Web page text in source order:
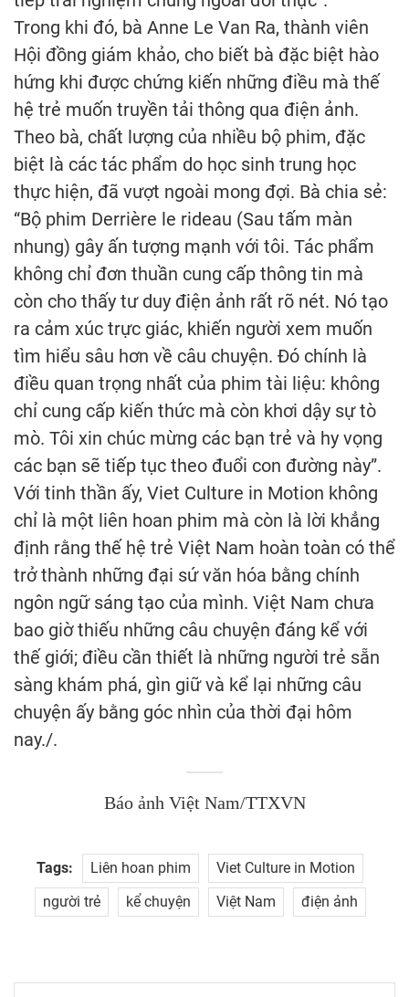
Trong khi đó, bà Anne Le Van Ra, thành viên
Hội đồng giám khảo, cho biết bà đặc biệt hào
hứng khi được chứng kiến những điều mà thế
hệ trẻ muốn truyền tải thông qua điện ảnh.
Theo bà, chất lượng của nhiều bộ phim, đặc
biệt là các tác phẩm do học sinh trung học
thực hiện, đã vượt ngoài mong đợi. Bà chia sẻ:
“Bộ phim Derrière le rideau (Sau tấm màn
nhung) gây ấn tượng mạnh với tôi. Tác phẩm
không chỉ đơn thuần cung cấp thông tin mà
còn cho thấy tư duy điện ảnh rất rõ nét. Nó tạo
ra cảm xúc trực giác, khiến người xem muốn
tìm hiểu sâu hơn về câu chuyện. Đó chính là
điều quan trọng nhất của phim tài liệu: không
chỉ cung cấp kiến thức mà còn khơi dậy sự tò
mò. Tôi xin chúc mừng các bạn trẻ và hy vọng
các bạn sẽ tiếp tục theo đuổi con đường này”.
Với tinh thần ấy, Viet Culture in Motion không
chỉ là một liên hoan phim mà còn là lời khẳng
định rằng thế hệ trẻ Việt Nam hoàn toàn có thể
trở thành những đại sứ văn hóa bằng chính
ngôn ngữ sáng tạo của mình. Việt Nam chưa
bao giờ thiếu những câu chuyện đáng kể với
thế giới; điều cần thiết là những người trẻ sẵn
sàng khám phá, gìn giữ và kể lại những câu
chuyện ấy bằng góc nhìn của thời đại hôm
nay./.
Báo ảnh Việt Nam/TTXVN
Tags: Liên hoan phim
Viet Culture in Motion
người trẻ
kể chuyện Việt Nam điện ảnh